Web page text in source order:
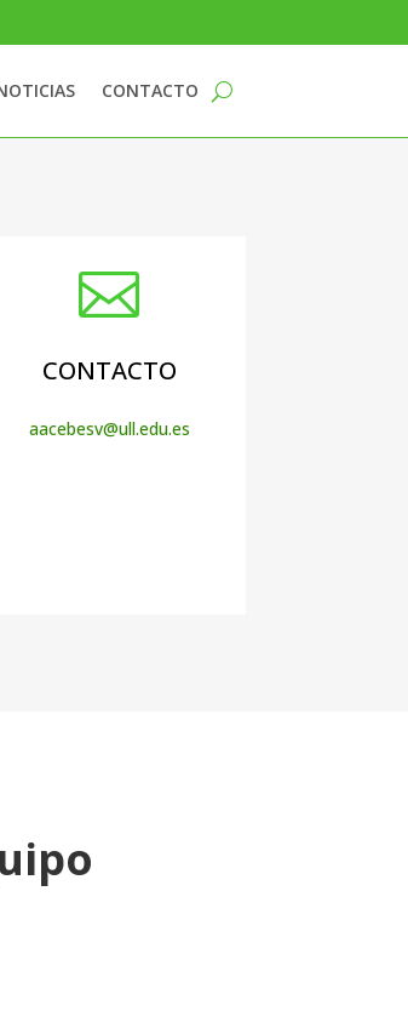
CONTACTO

CONTACTO
aacebesv@ull.edu.es